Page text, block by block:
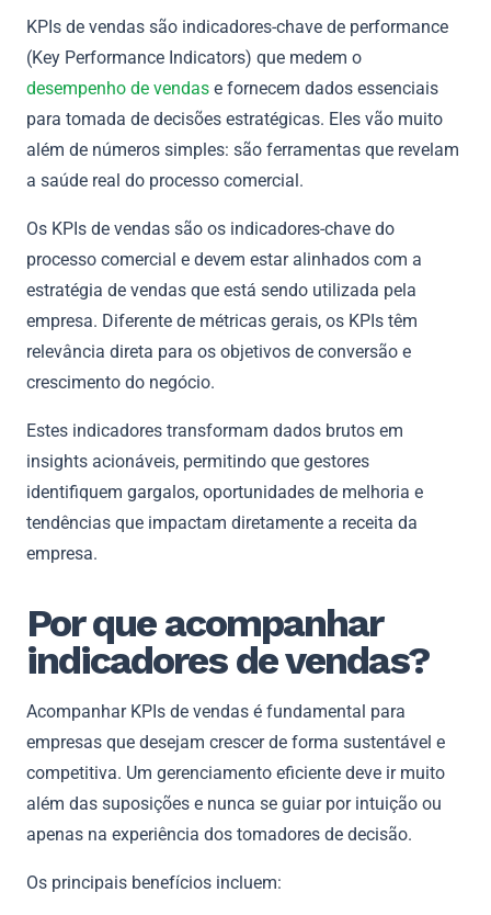
KPIs de vendas são indicadores-chave de performance
(Key Performance Indicators) que medem o
desempenho de vendas e fornecem dados essenciais
para tomada de decisões estratégicas. Eles vão muito
além de números simples: são ferramentas que revelam
a saúde real do processo comercial.
Os KPIs de vendas são os indicadores-chave do
processo comercial e devem estar alinhados com a
estratégia de vendas que está sendo utilizada pela
empresa. Diferente de métricas gerais, os KPIs têm
relevância direta para os objetivos de conversão e
crescimento do negócio.
Estes indicadores transformam dados brutos em
insights acionáveis, permitindo que gestores
identifiquem gargalos, oportunidades de melhoria e
tendências que impactam diretamente a receita da
empresa.
Por que acompanhar
indicadores de vendas?
Acompanhar KPIs de vendas é fundamental para
empresas que desejam crescer de forma sustentável e
competitiva. Um gerenciamento eficiente deve ir muito
além das suposições e nunca se guiar por intuição ou
apenas na experiência dos tomadores de decisão.
Os principais benefícios incluem: